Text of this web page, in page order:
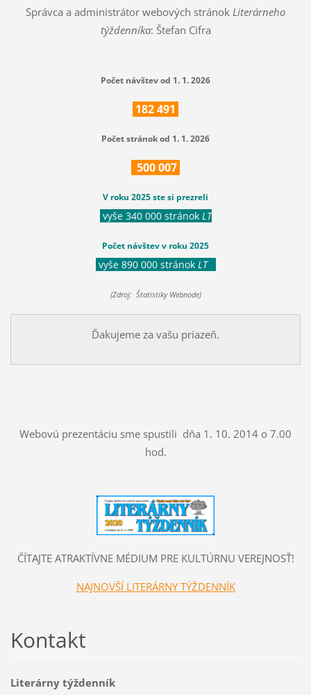
Správca a administrátor webových stránok Literárneho
týždenníka: Štefan Cifra
Počet návštev od 1. 1. 2026
182491
Počet stránok od 1. 1. 2026
500007
V roku 2025 ste si prezreli
vyše 340 000 stránok LT
Počet návštev v roku 2025
vyše 890 000 stránok LT
(Zdroj: Štatistiky Webnode)
Ďakujeme za vašu priazeň.
Webovú prezentáciu sme spustili dňa 1. 10. 2014 o 7.00
hod.
ČÍTAJTE ATRAKTÍVNE MÉDIUM PRE KULTÚRNU VEREJNOSŤ!
NAJNOVŠÍ LITERÁRNY TÝŽDENNÍK
Kontakt
Literárny týždenník